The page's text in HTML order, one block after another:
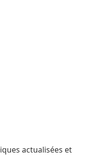
actualisées et